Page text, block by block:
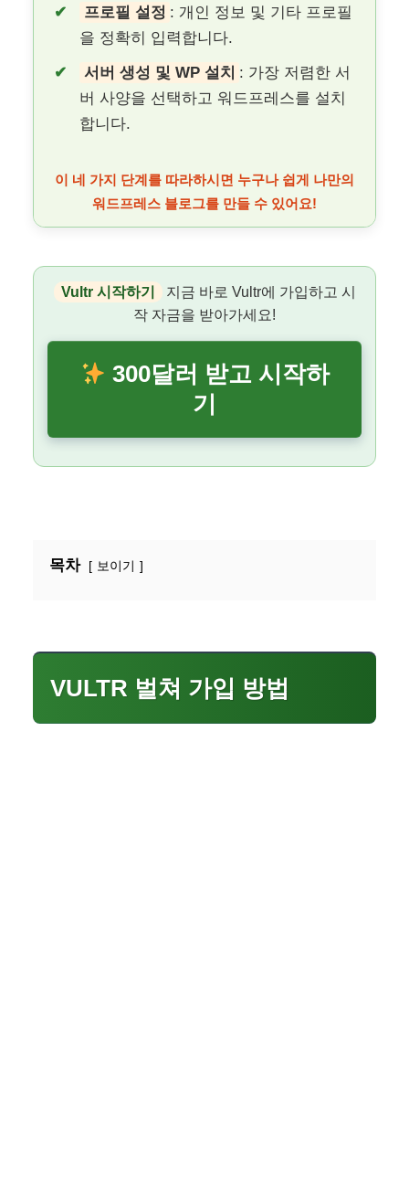
프로필 설정 : 개인 정보 및 기타 프로필
을 정확히 입력합니다.
서버 생성 및 WP 설치 : 가장 저렴한 서
버 사양을 선택하고 워드프레스를 설치
합니다.
이 네 가지 단계를 따라하시면 누구나 쉽게 나만의
워드프레스 블로그를 만들 수 있어요!
Vultr 시작하기
지금 바로 Vultr에 가입하고 시
작 자금을 받아가세요!
300달러 받고 시작하
기
목차 보이기
VULTR 벌쳐 가입 방법